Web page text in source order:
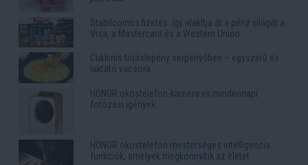
Stabilcoinos fizetés: így alakítja át a pénz világát a
Visa, a Mastercard és a Western Union
Cukkinis tojáslepény serpenyőben – egyszerű és
laktató vacsora
HONOR okostelefon-kamera vs mindennapi
fotózási igények
HONOR okostelefon mesterséges intelligencia
funkciók, amelyek megkönnyítik az életet